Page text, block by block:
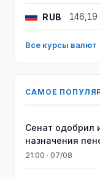
RUB 146,19
Все курсы валют
САМОЕ
Сенат одобрил
назначения
21:00 · 07/08